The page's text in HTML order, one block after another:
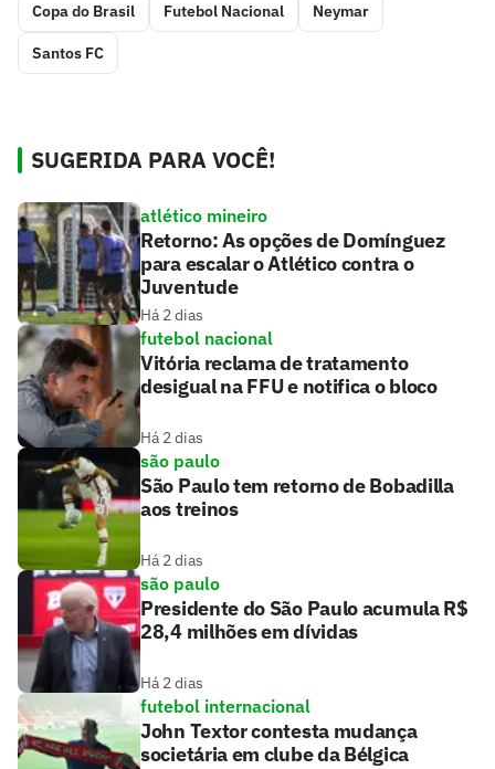
Copa do Brasil Futebol Nacional Neymar
Santos FC
SUGERIDA PARA VOCÊ!
atlético mineiro
Retorno: As opções de Domínguez
para escalar o Atlético contra o
Juventude
Há 2 dias
futebol nacional
Vitória reclama de tratamento
desigual na FFU e notifica o bloco
Há 2 dias
são paulo
São Paulo tem retorno de Bobadilla
aos treinos
Há 2 dias
são paulo
Presidente do São Paulo acumula R$
28,4 milhões em dívidas
Há 2 dias
futebol internacional
John Textor contesta mudança
societária em clube da Bélgica